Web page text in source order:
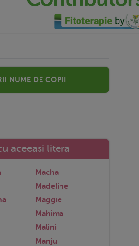
nume de copii
aceeasi litera
Macha
Madeline
Maggie
Mahima
Malini
Manju